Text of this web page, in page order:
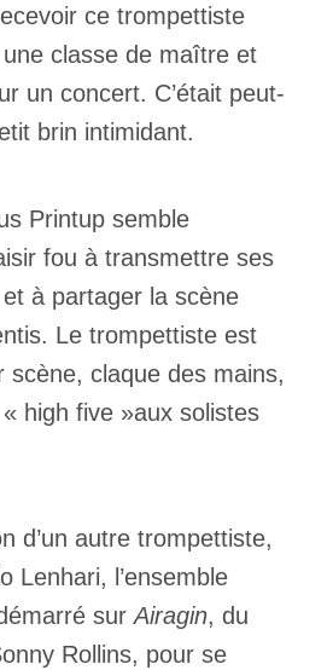
ce trompettiste
classe de maître et
un concert. C’était peut-
brin intimidant.
Printup semble
fou à transmettre ses
à partager la scène
Le trompettiste est
scène, claque des mains,
high five »aux solistes
d’un autre trompettiste,
Lenhari, l’ensemble
sur Airagin, du
Rollins, pour se